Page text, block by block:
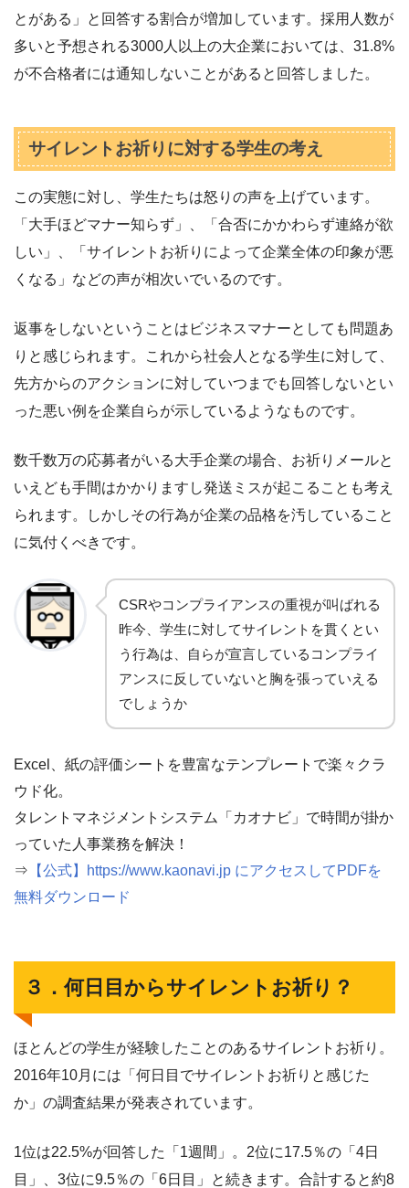
とがある」と回答する割合が増加しています。採用人数が
多いと予想される3000人以上の大企業においては、31.8%
が不合格者には通知しないことがあると回答しました。
サイレントお祈りに対する学生の考え
この実態に対し、学生たちは怒りの声を上げています。
「大手ほどマナー知らず」、「合否にかかわらず連絡が欲
しい」、「サイレントお祈りによって企業全体の印象が悪
くなる」などの声が相次いでいるのです。
返事をしないということはビジネスマナーとしても問題あ
りと感じられます。これから社会人となる学生に対して、
先方からのアクションに対していつまでも回答しないとい
った悪い例を企業自らが示しているようなものです。
数千数万の応募者がいる大手企業の場合、お祈りメールと
いえども手間はかかりますし発送ミスが起こることも考え
られます。しかしその行為が企業の品格を汚していること
に気付くべきです。
CSRやコンプライアンスの重視が叫ばれる
昨今、学生に対してサイレントを貫くとい
う行為は、自らが宣言しているコンプライ
アンスに反していないと胸を張っていえる
でしょうか
Excel、紙の評価シートを豊富なテンプレートで楽々クラ
ウド化。
タレントマネジメントシステム「カオナビ」で時間が掛か
っていた人事業務を解決！
⇒ 【公式】https://www.kaonavi.jp にアクセスしてPDFを
無料ダウンロード
３．何日目からサイレントお祈り？
ほとんどの学生が経験したことのあるサイレントお祈り。
2016年10月には「何日目でサイレントお祈りと感じた
か」の調査結果が発表されています。
1位は22.5%が回答した「1週間」。2位に17.5％の「4日
目」、3位に9.5％の「6日目」と続きます。合計すると約8